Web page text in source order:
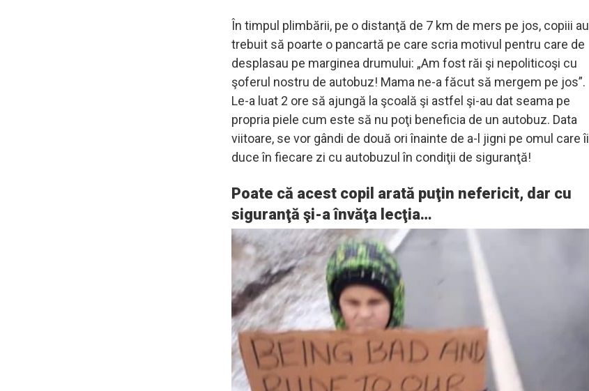
În timpul plimbării, pe o distanţă de 7 km de mers pe jos, copiii au
trebuit să poarte o pancartă pe care scria motivul pentru care de
desplasau pe marginea drumului: „Am fost răi şi nepoliticoşi cu
şoferul nostru de autobuz! Mama ne-a făcut să mergem pe jos”.
Le-a luat 2 ore să ajungă la şcoală şi astfel şi-au dat seama pe
propria piele cum este să nu poţi beneficia de un autobuz. Data
viitoare, se vor gândi de două ori înainte de a-l jigni pe omul care îi
duce în fiecare zi cu autobuzul în condiţii de siguranţă!
Poate că acest copil arată puţin nefericit, dar cu
siguranţă şi-a învăţa lecţia…